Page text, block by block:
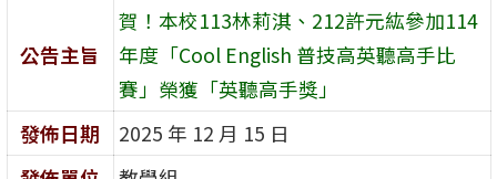
公告主旨
賀！本校113林莉淇、212許元紘參加114
年度「Cool English 普技高英聽高手比
賽」榮獲「英聽高手獎」
發佈日期
2025 年 12 月 15 日